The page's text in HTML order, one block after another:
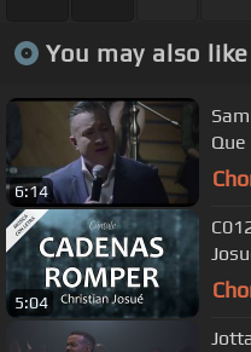
You may also
6:14
Full
5:04